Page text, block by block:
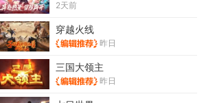
2天前
穿越火线
昨日
三国大领主
昨日